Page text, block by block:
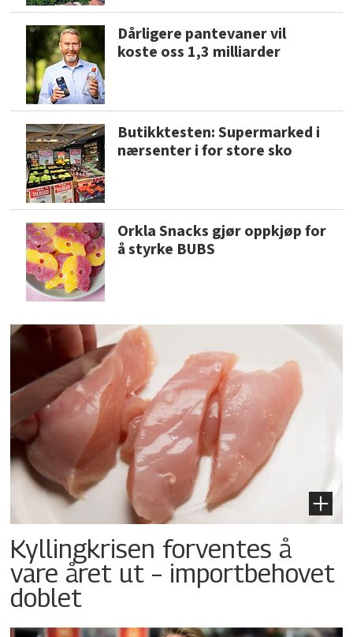
Dårligere pantevaner vil
koste oss 1,3 milliarder
Butikktesten: Supermarked i
nærsenter i for store sko
Orkla Snacks gjør oppkjøp for
å styrke BUBS
Kyllingkrisen forventes å
vare året ut – importbehovet
doblet